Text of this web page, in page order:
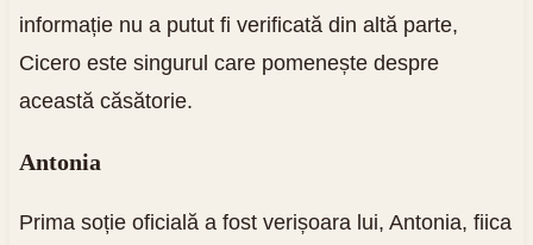
informație nu a putut fi verificată din altă parte,
Cicero este singurul care pomenește despre
această căsătorie.
Antonia
Prima soție oficială a fost verișoara lui, Antonia, fiica